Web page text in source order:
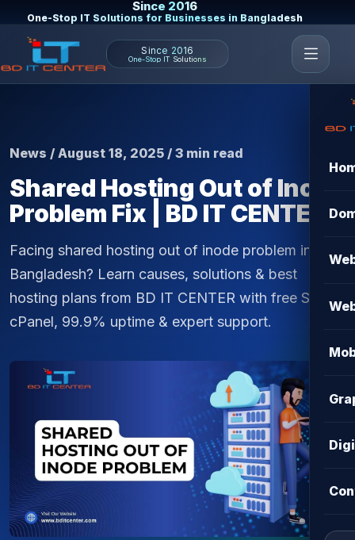
Since 2016
One-Stop IT Solutions for Businesses in Bangladesh
Since 2016
One-Stop IT Solutions
News / August 18, 2025 / 3 min read
Shared Hosting Out of Inode
Problem Fix | BD IT CENTER
Facing shared hosting out of inode problem in
Bangladesh? Learn causes, solutions & best
hosting plans from BD IT CENTER with free SSL,
cPanel, 99.9% uptime & expert support.